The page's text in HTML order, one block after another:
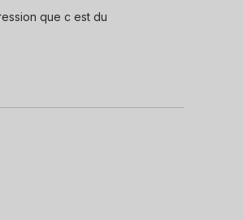
que c est du